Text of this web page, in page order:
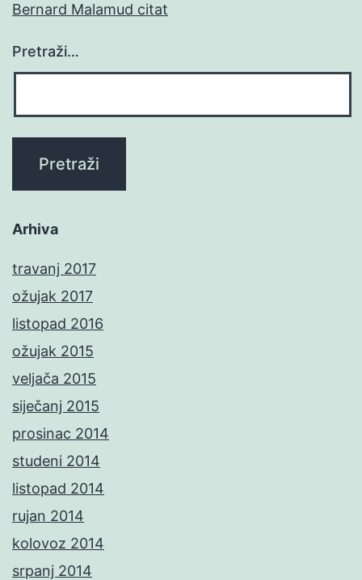
Bernard Malamud citat
Pretraži…
Arhiva
travanj 2017
ožujak 2017
listopad 2016
ožujak 2015
veljača 2015
siječanj 2015
prosinac 2014
studeni 2014
listopad 2014
rujan 2014
kolovoz 2014
srpanj 2014